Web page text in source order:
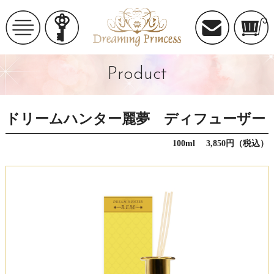
Product
ドリームハンター麗夢 ディフューザー
100ml 3,850円（税込）